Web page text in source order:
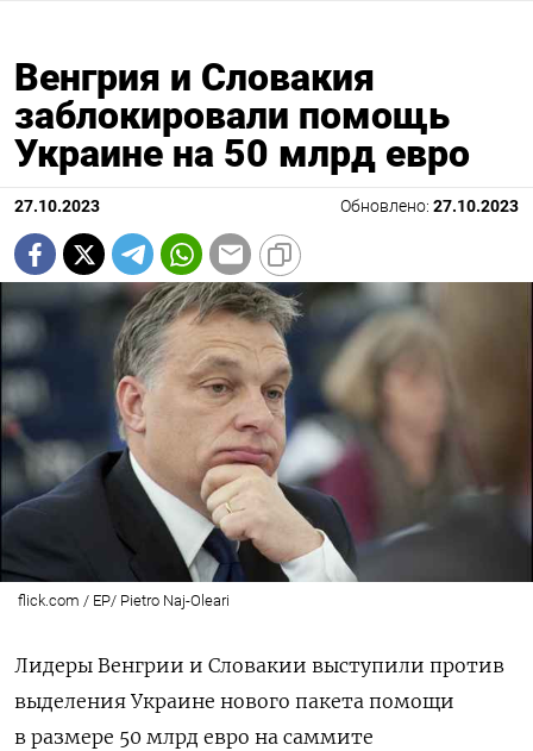
Венгрия и Словакия
заблокировали помощь
Украине на 50 млрд евро
27.10.2023 Обновлено: 27.10.2023
flick.com / EP/ Pietro Naj-Oleari
Лидеры Венгрии и Словакии выступили против
выделения Украине нового пакета помощи
в размере 50 млрд евро на саммите